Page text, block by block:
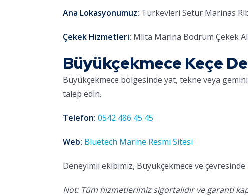
Ana Lokasyonumuz: Türkevleri Setur Marinas
Çekek Hizmetleri: Milta Marina Bodrum Çekek
Büyükçekmece Keçe
Büyükçekmece bölgesinde yat, tekne veya
talep edin.
Telefon: 0542 486 45 45
Web: Bluetech Marine Resmi Sitesi
Deneyimli ekibimiz, Büyükçekmece ve
Not: Tüm hizmetlerimiz sigortalıdır ve garanti